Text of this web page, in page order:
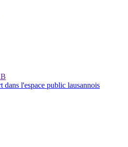
l'espace public lausannois